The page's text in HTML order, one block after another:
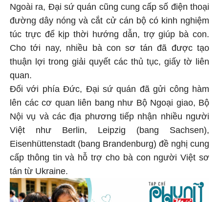
Ngoài ra, Đại sứ quán cũng cung cấp số điện thoại
đường dây nóng và cắt cử cán bộ có kinh nghiệm
túc trực để kịp thời hướng dẫn, trợ giúp bà con.
Cho tới nay, nhiều bà con sơ tán đã được tạo
thuận lợi trong giải quyết các thủ tục, giấy tờ liên
quan.
Đối với phía Đức, Đại sứ quán đã gửi công hàm
lên các cơ quan liên bang như Bộ Ngoại giao, Bộ
Nội vụ và các địa phương tiếp nhận nhiều người
Việt như Berlin, Leipzig (bang Sachsen),
Eisenhüttenstadt (bang Brandenburg) đề nghị cung
cấp thông tin và hỗ trợ cho bà con người Việt sơ
tán từ Ukraine.